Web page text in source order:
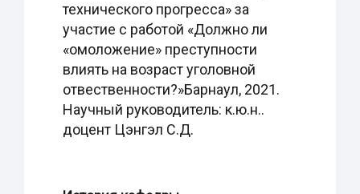
технического прогресса» за
участие с работой «Должно ли
«омоложение» преступности
влиять на возраст уголовной
отвественности?»Барнаул, 2021.
Научный руководитель: к.ю.н..
доцент Цэнгэл С.Д.